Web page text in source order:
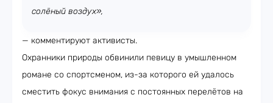
солёный воздух»,
— комментируют активисты.
Охранники природы обвинили певицу в умышленном
романе со спортсменом, из-за которого ей удалось
сместить фокус внимания с постоянных перелётов на